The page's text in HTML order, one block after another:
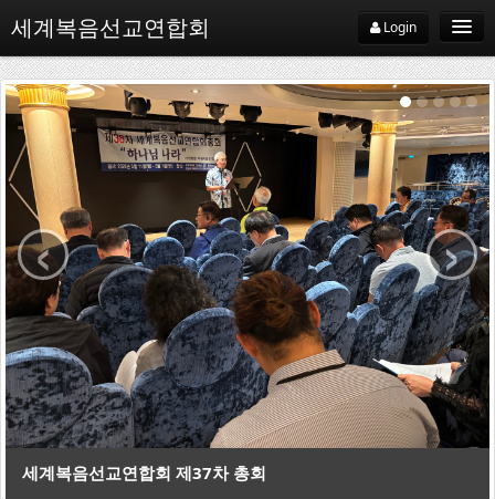
세계복음선교연합회 Login
WEMA
WEMA소개
WEMA약사
지교회
선교기관
선교사
지역협의회
선교
음선교연합회 제37차 총회
‹ ›